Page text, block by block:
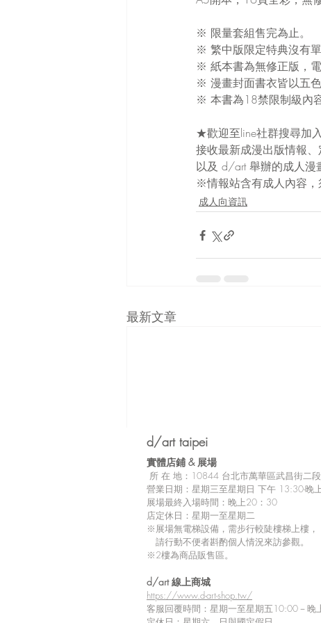
※ 限量套組售完為止。
※ 繁中版限定特典沒有
※ 紙本書為無修正版，
※ 漫畫封面書衣皆以五
※ 本書為18禁限制級內
★歡迎至line社群搜尋加
接收最新成漫出版情報
以及 d/art 舉辦的成人
※情報站含有成人內容
成人向資訊
最新文章
d/art taipei
實體店鋪 & 展場
所 在 地：10844 台北市萬華區武昌街二
營業日期：星期三至星期日 下午 13:30-晚
展場最終入場時間：晚上20：30
店定休日：星期一至星期二
※展場無電梯設備，需步行較陡樓梯上樓，
請行動不便者斟酌個人情況來訪參觀。
※2樓為商品販售區。
d/art 線上商城
https://www.d-art-shop.tw/
客服回覆時間：星期一至星期五10:00－晚